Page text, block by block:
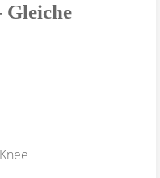
Gleiche